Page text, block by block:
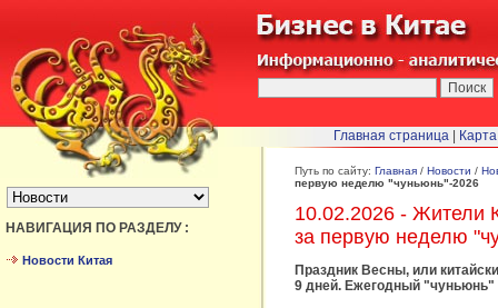
БЫСТРЫЙ ПЕРЕХОД :
НАВИГАЦИЯ ПО РАЗДЕЛУ :
Новости Китая
Путь по сайту: Главная / Новости /
первую неделю "чуньюнь"-2026
10.02.2026 - Жители
за первую неделю
Праздник Весны, или
9 дней. Ежегодный "чуньюнь"
Главная страница